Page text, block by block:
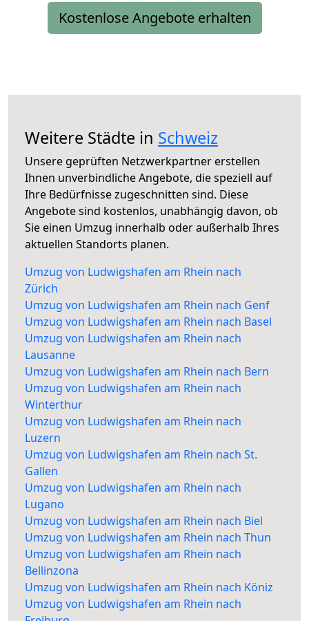
Kostenlose Angebote erhalten
Weitere Städte in Schweiz
Unsere geprüften Netzwerkpartner erstellen
Ihnen unverbindliche Angebote, die speziell auf
Ihre Bedürfnisse zugeschnitten sind. Diese
Angebote sind kostenlos, unabhängig davon, ob
Sie einen Umzug innerhalb oder außerhalb Ihres
aktuellen Standorts planen.
Umzug von Ludwigshafen am Rhein nach
Zürich
Umzug von Ludwigshafen am Rhein nach Genf
Umzug von Ludwigshafen am Rhein nach Basel
Umzug von Ludwigshafen am Rhein nach
Lausanne
Umzug von Ludwigshafen am Rhein nach Bern
Umzug von Ludwigshafen am Rhein nach
Winterthur
Umzug von Ludwigshafen am Rhein nach
Luzern
Umzug von Ludwigshafen am Rhein nach St.
Gallen
Umzug von Ludwigshafen am Rhein nach
Lugano
Umzug von Ludwigshafen am Rhein nach Biel
Umzug von Ludwigshafen am Rhein nach Thun
Umzug von Ludwigshafen am Rhein nach
Bellinzona
Umzug von Ludwigshafen am Rhein nach Köniz
Umzug von Ludwigshafen am Rhein nach